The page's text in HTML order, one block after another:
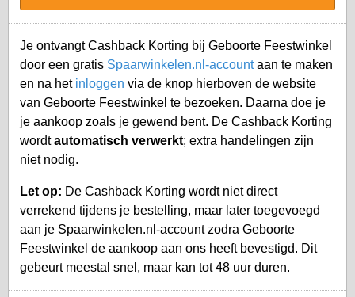
Je ontvangt Cashback Korting bij Geboorte Feestwinkel
door een gratis Spaarwinkelen.nl-accountaan te maken
en na het inloggen via de knop hierboven de website
van Geboorte Feestwinkel te bezoeken. Daarna doe je
je aankoop zoals je gewend bent. De Cashback Korting
wordtautomatisch verwerkt; extra handelingen zijn
niet nodig.
Let op: De Cashback Korting wordt niet direct
verrekend tijdens je bestelling, maar later toegevoegd
aan je Spaarwinkelen.nl-accountzodra Geboorte
Feestwinkel de aankoop aan ons heeft bevestigd. Dit
gebeurt meestal snel, maar kan tot 48 uur duren.